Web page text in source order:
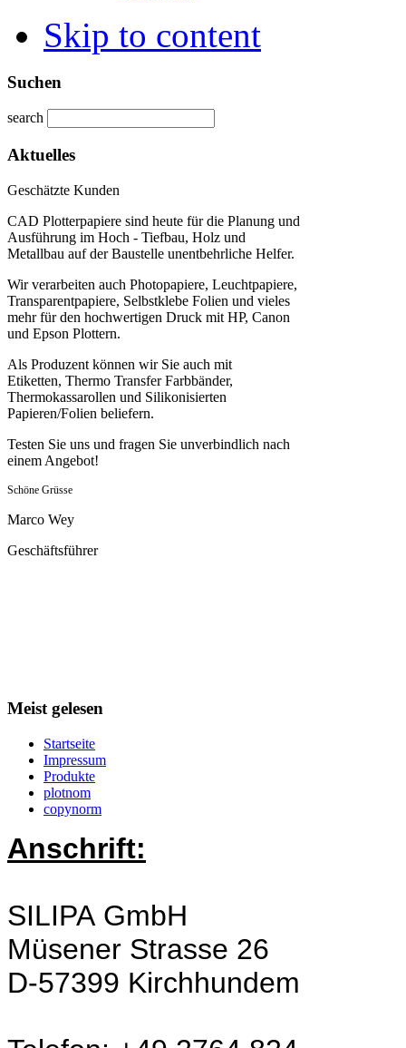
Skip to content
Suchen
search
Aktuelles
Geschätzte Kunden
CAD Plotterpapiere sind heute für die Planung und
Ausführung im Hoch - Tiefbau, Holz und
Metallbau auf der Baustelle unentbehrliche Helfer.
Wir verarbeiten auch Photopapiere, Leuchtpapiere,
Transparentpapiere, Selbstklebe Folien und vieles
mehr für den hochwertigen Druck mit HP, Canon
und Epson Plottern.
Als Produzent können wir Sie auch mit
Etiketten, Thermo Transfer Farbbänder,
Thermokassarollen und Silikonisierten
Papieren/Folien beliefern.
Testen Sie uns und fragen Sie unverbindlich nach
einem Angebot!
Schöne Grüsse
Marco Wey
Geschäftsführer
Meist gelesen
Startseite
Impressum
Produkte
plotnom
copynorm
Anschrift:
SILIPA GmbH
Müsener Strasse 26
D-57399 Kirchhundem